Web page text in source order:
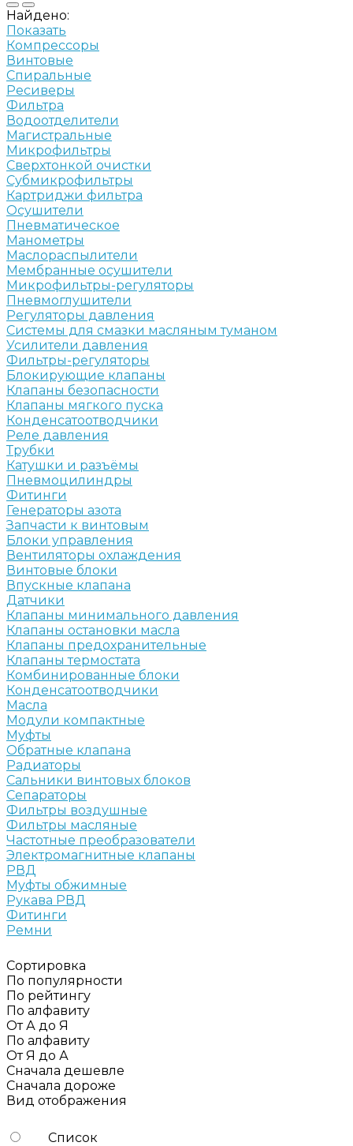
Найдено:
Показать
Компрессоры
Винтовые
Спиральные
Ресиверы
Фильтра
Водоотделители
Магистральные
Микрофильтры
Сверхтонкой очистки
Субмикрофильтры
Картриджи фильтра
Осушители
Пневматическое
Манометры
Маслораспылители
Мембранные осушители
Микрофильтры-регуляторы
Пневмоглушители
Регуляторы давления
Системы для смазки масляным туманом
Усилители давления
Фильтры-регуляторы
Блокирующие клапаны
Клапаны безопасности
Клапаны мягкого пуска
Конденсатоотводчики
Реле давления
Трубки
Катушки и разъёмы
Пневмоцилиндры
Фитинги
Генераторы азота
Запчасти к винтовым
Блоки управления
Вентиляторы охлаждения
Винтовые блоки
Впускные клапана
Датчики
Клапаны минимального давления
Клапаны остановки масла
Клапаны предохранительные
Клапаны термостата
Комбинированные блоки
Конденсатоотводчики
Масла
Модули компактные
Муфты
Обратные клапана
Радиаторы
Сальники винтовых блоков
Сепараторы
Фильтры воздушные
Фильтры масляные
Частотные преобразователи
Электромагнитные клапаны
РВД
Муфты обжимные
Рукава РВД
Фитинги
Ремни
Сортировка
По популярности
По рейтингу
По алфавиту
От А до Я
По алфавиту
От Я до А
Сначала дешевле
Сначала дороже
Вид отображения
Список